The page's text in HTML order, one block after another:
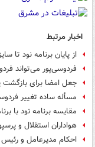
اخبار مرتبط
از پایان برنامه نود تا
فردوسی‌پور می‌تواند
جعل امضا برای
مسأله ساده تغییر
مقایسه برنامه نود با
هواداران استقلال و پرسپولیس
احکام مدیرعامل و